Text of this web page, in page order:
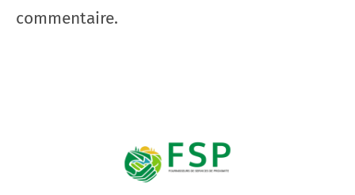
commentaire.